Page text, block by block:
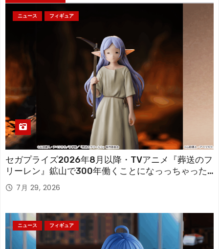
ニュース フィギュア
セガプライズ2026年8月以降・TVアニメ『葬送のフ
リーレン』鉱山で300年働くことになっっちゃった
「フリーレン」を立体化！
7月 29, 2026
ニュース フィギュア